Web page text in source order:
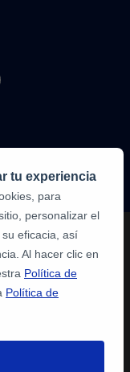
tu experiencia
para
personalizar el
eficacia, así
Al hacer clic en
Política de
Política de